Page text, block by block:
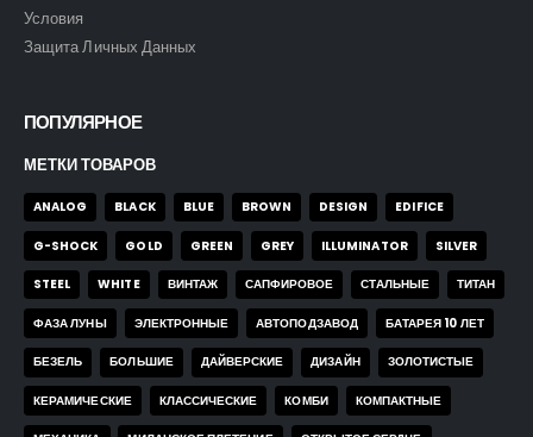
Условия
Защита Личных Данных
ПОПУЛЯРНОЕ
МЕТКИ ТОВАРОВ
ANALOG BLACK BLUE BROWN DESIGN EDIFICE
G-SHOCK GOLD GREEN GREY ILLUMINATOR SILVER
STEEL WHITE ВИНТАЖ САПФИРОВОЕ СТАЛЬНЫЕ ТИТАН
ФАЗА ЛУНЫ ЭЛЕКТРОННЫЕ АВТОПОДЗАВОД БАТАРЕЯ 10 ЛЕТ
БЕЗЕЛЬ БОЛЬШИЕ ДАЙВЕРСКИЕ ДИЗАЙН ЗОЛОТИСТЫЕ
КЕРАМИЧЕСКИЕ КЛАССИЧЕСКИЕ КОМБИ КОМПАКТНЫЕ